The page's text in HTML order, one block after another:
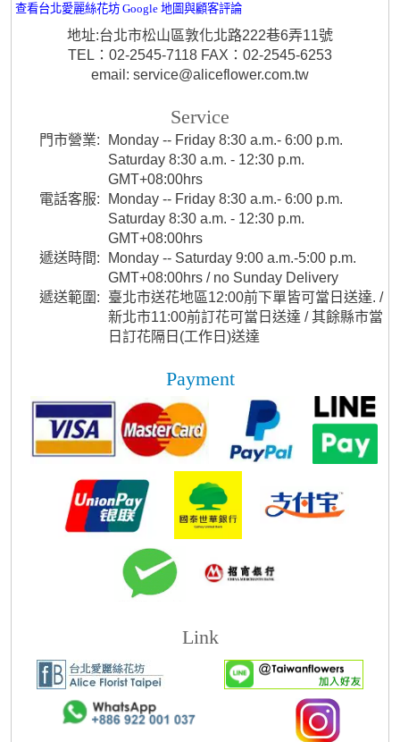
查看台北愛麗絲花坊 Google 地圖與顧客評論
地址:台北市松山區敦化北路222巷6弄11號
TEL：02-2545-7118 FAX：02-2545-6253
email: service@aliceflower.com.tw
Service
門市營業:
Monday -- Friday 8:30 a.m.- 6:00 p.m.
Saturday 8:30 a.m. - 12:30 p.m.
GMT+08:00hrs
電話客服:
Monday -- Friday 8:30 a.m.- 6:00 p.m.
Saturday 8:30 a.m. - 12:30 p.m.
GMT+08:00hrs
遞送時間:
Monday -- Saturday 9:00 a.m.-5:00 p.m.
GMT+08:00hrs / no Sunday Delivery
遞送範圍:
臺北市送花地區12:00前下單皆可當日送達. /
新北市11:00前訂花可當日送達 / 其餘縣市當
日訂花隔日(工作日)送達
Payment
Link